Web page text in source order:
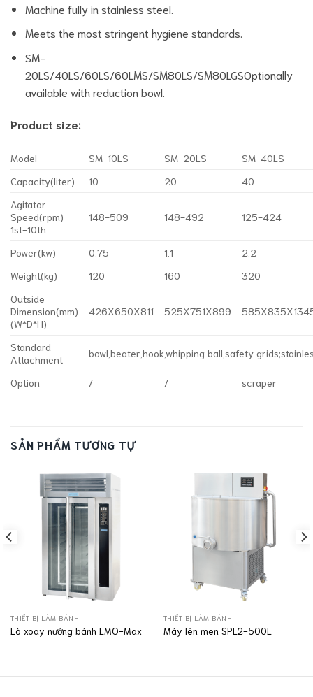
Machine fully in stainless steel.
Meets the most stringent hygiene standards.
SM-
20LS/40LS/60LS/60LMS/SM80LS/SM80LGSOptionally
available with reduction bowl.
Product size:
Model SM-10LS SM-20LS
SM-40LS
Capacity(liter)
10 20
40
Agitator
Speed(rpm)
1st-10th
148-509 148-492 125-424
Power(kw) 0.75 1.1
2.2
Weight(kg)
120 160
320
Outside
Dimension(mm)
(W*D*H)
426X650X811 525X751X899
Standard
Attachment
bowl,beater,hook,whipping ball,safety
Option / / scraper
SẢN PHẨM TƯƠNG TỰ
THIẾT BỊ LÀM BÁNH
Lò xoay nướng bánh LMO-Max
THIẾT BỊ LÀM BÁNH
Máy lên men SPL2-500L